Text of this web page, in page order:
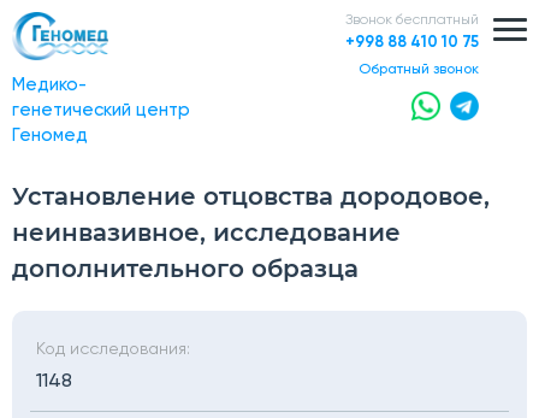
Медико-
генетический центр
Геномед
Звонок бесплатный
+998 88 410 10 75
обратный звонок
Установление отцовства дородовое,
неинвазивное, исследование
дополнительного образца
Код исследования:
1148